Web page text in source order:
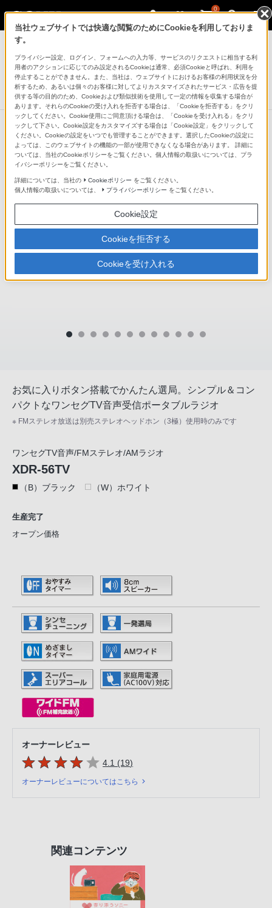
0
ラジオ／CDラジオ・ラジカセ
ワンセグTV音声/FMステレオ/AMラジオ
XDR-56TV
DISCONTINUED 生産完了
お気に入りボタン搭載でかんたん選局。シンプル＆コン
パクトなワンセグTV音声受信ポータブルラジオ
※ FMステレオ放送は別売ステレオヘッドホン（3極）使用時のみです
ワンセグTV音声/FMステレオ/AMラジオ
XDR-56TV
（B）ブラック （W）ホワイト
生産完了
オープン価格
オーナーレビュー
5つの星のうち
4.1 (19件のレビュー
)
オーナーレビューについてはこちら
関連コンテンツ
当社ウェブサイトでは快適な閲覧のためにCookieを利用しておりま
す。
プライバシー設定、ログイン、フォームへの入力等、サービスのリクエストに相当する利
用者のアクションに応じてのみ設定されるCookieは通常、必須Cookieと呼ばれ、利用を
停止することができません。また、当社は、ウェブサイトにおけるお客様の利用状況を分
析するため、あるいは個々のお客様に対してよりカスタマイズされたサービス・広告を提
供する等の目的のため、Cookieおよび類似技術を使用して一定の情報を収集する場合が
あります。それらのCookieの受け入れを拒否する場合は、「Cookieを拒否する」をクリ
ックしてください。Cookie使用にご同意頂ける場合は、「Cookieを受け入れる」をクリ
ックして下さい。Cookie設定をカスタマイズする場合は「Cookie設定」をクリックして
ください。Cookieの設定をいつでも管理することができます。選択したCookieの設定に
よっては、このウェブサイトの機能の一部が使用できなくなる場合があります。 詳細に
ついては、当社のCookieポリシーをご覧ください。個人情報の取扱いについては、プラ
イバシーポリシーをご覧ください。
詳細については、当社の Cookieポリシー をご覧ください。
個人情報の取扱いについては、
プライバシーポリシー をご覧ください。
Cookie設定
Cookieを拒否する
Cookieを受け入れる